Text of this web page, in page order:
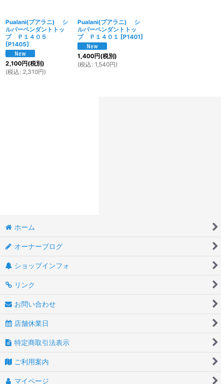
Pualani(プアラニ) シ
ルバーペンダントトッ
プ Ｐ１４０５
[P1405]
2,100円(税別)
(税込 : 2,310円)
Pualani(プアラニ) シ
ルバーペンダントトッ
プ Ｐ１４０１ [P1401]
1,400円(税別)
(税込 : 1,540円)
ホーム
オーナーブログ
ショップインフォ
リンク
お問い合わせ
店舗休業日
特定商取引法表示
ご利用案内
マイページ